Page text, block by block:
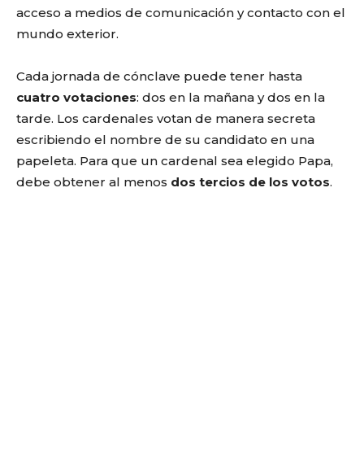
acceso a medios de comunicación y contacto con el
mundo exterior.
Cada jornada de cónclave puede tener hasta
cuatro votaciones: dos en la mañana y dos en la
tarde. Los cardenales votan de manera secreta
escribiendo el nombre de su candidato en una
papeleta. Para que un cardenal sea elegido Papa,
debe obtener al menos dos tercios de los votos.